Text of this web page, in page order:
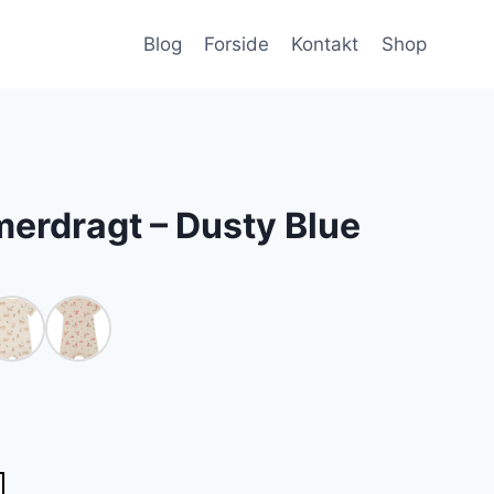
Blog Forside Kontakt Shop
– Dusty Blue